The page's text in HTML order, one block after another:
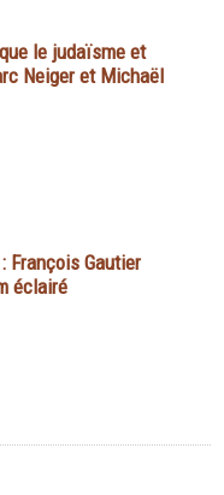
le judaïsme et
Neiger et Michaël
François Gautier
éclairé